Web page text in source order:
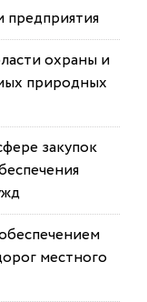
охраны и
природных
закупок
местного